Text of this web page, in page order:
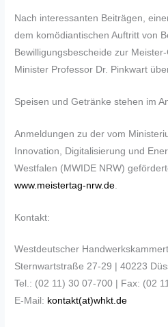
Nach interessanten Beiträgen,
dem komödiantischen Auftritt von
Bewilligungsbescheide zur
Minister Professor Dr. Pinkwart
Speisen und Getränke stehen im
Anmeldungen zu der vom
Innovation, Digitalisierung und
Westfalen (MWIDE NRW)
www.meistertag-nrw.de
Kontakt:
Westdeutscher
Sternwartstraße 27-29 | 40223
Tel.: (02 11) 30 07-700 | Fax: (02
E-Mail: kontakt(at)whkt.de